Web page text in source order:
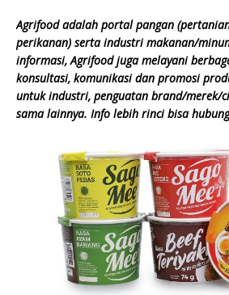
Agrifood adalah portal pangan
perikanan) serta industri makanan/
informasi, Agrifood juga melayani
konsultasi, komunikasi dan promosi
untuk industri, penguatan brand/merek/
sama lainnya. Info lebih rinci bisa